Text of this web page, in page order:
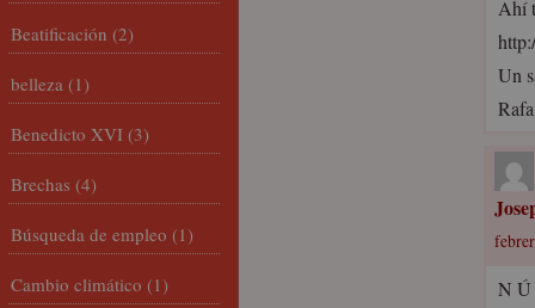
Ahí
Un
Rafa
N Ú
Beatificación (2)
belleza (1)
Benedicto XVI (3)
Brechas (4)
Búsqueda de empleo (1)
Cambio climático (1)